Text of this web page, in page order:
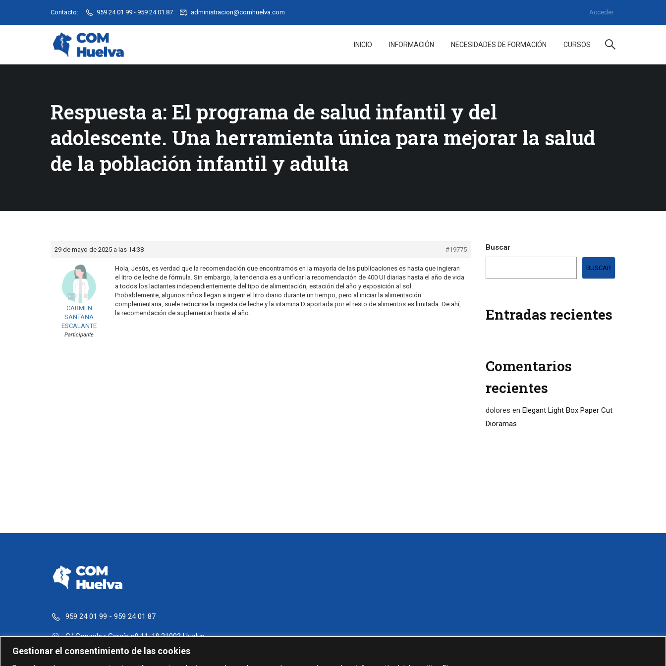
Gestionar el consentimiento de las cookies
Contacto: 959 24 01 99 - 959 24 01 87 administracion@comhuelva.com Acceder
INICIO INFORMACIÓN NECESIDADES DE FORMACIÓN CURSOS
Respuesta a: El programa de salud infantil y del
adolescente. Una herramienta única para mejorar la salud
de la población infantil y adulta
29 de mayo de 2025 a las 14:38 #19775
CARMEN
SANTANA
ESCALANTE
Participante
Hola, Jesús, es verdad que la recomendación que encontramos en la mayoría de las publicaciones es hasta que ingieran
el litro de leche de fórmula. Sin embargo, la tendencia es a unificar la recomendación de 400 UI diarias hasta el año de vida
a todos los lactantes independientemente del tipo de alimentación, estación del año y exposición al sol.
Probablemente, algunos niños llegan a ingerir el litro diario durante un tiempo, pero al iniciar la alimentación
complementaria, suele reducirse la ingesta de leche y la vitamina D aportada por el resto de alimentos es limitada. De ahí,
la recomendación de suplementar hasta el año.
Buscar
BUSCAR
Entradas recientes
Comentarios
recientes
dolores en Elegant Light Box Paper Cut
Dioramas
959 24 01 99 - 959 24 01 87
C/ Gonzalez García nº 11, 1º 21003 Huelva
administracion@comhuelva.com